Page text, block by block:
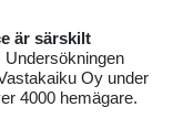
är särskilt
Undersökningen
Oy under
4000 hemägare.